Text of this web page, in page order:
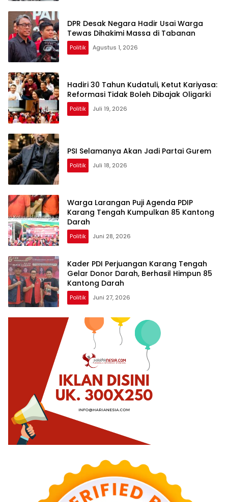
DPR Desak Negara Hadir Usai Warga
Tewas Dihakimi Massa di Tabanan
Politik Agustus 1, 2026
Hadiri 30 Tahun Kudatuli, Ketut Kariyasa:
Reformasi Tidak Boleh Dibajak Oligarki
Politik Juli 19, 2026
PSI Selamanya Akan Jadi Partai Gurem
Politik Juli 18, 2026
Warga Larangan Puji Agenda PDIP
Karang Tengah Kumpulkan 85 Kantong
Darah
Politik Juni 28, 2026
Kader PDI Perjuangan Karang Tengah
Gelar Donor Darah, Berhasil Himpun 85
Kantong Darah
Politik Juni 27, 2026